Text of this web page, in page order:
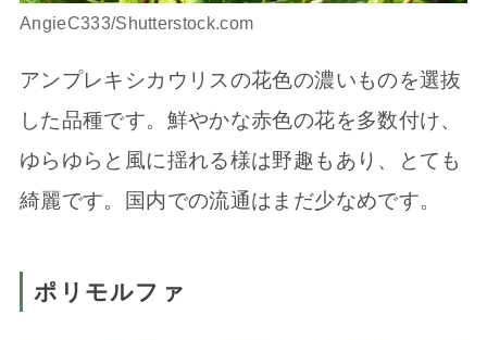
AngieC333/Shutterstock.com
アンプレキシカウリスの花色の濃いものを選抜
した品種です。鮮やかな赤色の花を多数付け、
ゆらゆらと風に揺れる様は野趣もあり、とても
綺麗です。国内での流通はまだ少なめです。
ポリモルファ